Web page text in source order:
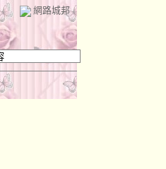
網路城邦